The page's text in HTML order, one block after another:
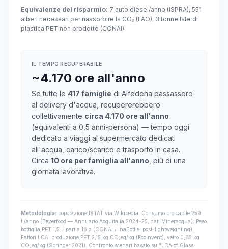
Equivalenze del risparmio: 7 auto diesel/anno (ISPRA), 551
alberi necessari per riassorbire la CO₂ (FAO), 3 tonnellate di
plastica PET non prodotte (CONAI).
IL TEMPO RECUPERABILE
~4.170 ore all'anno
Se tutte le 417 famiglie di Alfedena passassero
al delivery d'acqua, recupererebbero
collettivamente circa 4.170 ore all'anno
(equivalenti a 0,5 anni-persona) — tempo oggi
dedicato a viaggi al supermercato dedicati
all'acqua, carico/scarico e trasporto in casa.
Circa 10 ore per famiglia all'anno , più di una
giornata lavorativa.
Metodologia: popolazione ISTAT via Wikipedia. Consumo pro capite 259
L/anno (Beverfood — Annuario Acquitalia 2024-25, dati Mineracqua). Peso
bottiglia PET 1,5 L pari a 18 g (CONAI / InaBottle, post-lightweighting).
Fattori LCA: produzione PET 2,15 kg CO₂eq/kg (Ecoinvent), vetro 0,85 kg
CO₂eq/kg (Springer 2021). Confronto scenari basato su "LCA of Glass